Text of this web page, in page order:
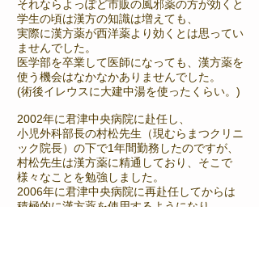
それならよっぽど市販の風邪薬の方が効くと
学生の頃は漢方の知識は増えても、
実際に漢方薬が西洋薬より効くとは思ってい
ませんでした。
医学部を卒業して医師になっても、漢方薬を
使う機会はなかなかありませんでした。
(術後イレウスに大建中湯を使ったくらい。)
2002年に君津中央病院に赴任し、
小児外科部長の村松先生（現むらまつクリニ
ック院長）の下で1年間勤務したのですが、
村松先生は漢方薬に精通しており、そこで
様々なことを勉強しました。
2006年に君津中央病院に再赴任してからは
積極的に漢方薬を使用するようになり、